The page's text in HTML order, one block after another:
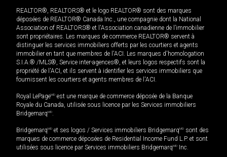
REALTOR®, REALTORS® et le logo REALTOR® sont des marques
déposées de REALTOR® Canada Inc., une compagnie dont la National
Association of REALTORS® et l'Association canadienne de l’immobilier
sont propriétaires. Les marques de commerce REALTOR® servent à
distinguer les services immobiliers offerts par les courtiers et agents
immobilier en tant que membres de l'ACI. Les marques d'homologation
S.I.A.® /MLS®, Service inter-agences®, et leurs logos respectifs sont la
propriété de l'ACI, et ils servent à identifier les services immobiliers que
fournissent les courtiers et agents membres de l'ACI.
Royal LePageMD est une marque de commerce déposée de la Banque
Royale du Canada, utilisée sous licence par les Services immobiliers
BridgemarqMD.
BridgemarqMD et ses logos / Services immobiliers BridgemarqMD sont des
marques de commerce déposées de Residential Income Fund L.P. et sont
utilisées sous licence par Services immobiliers BridgemarqMD Inc.